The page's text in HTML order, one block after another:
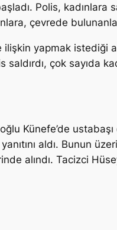
Polis,
çevrede
yapmak istediği
saldırdı, çok sayıda
Künefe’de
aldı. Bunun
alındı. Tacizci